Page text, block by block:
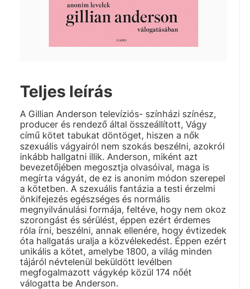
Teljes leírás
A Gillian Anderson televíziós- színházi színész,
producer és rendező által összeállított, Vágy
című kötet tabukat döntöget, hiszen a nők
szexuális vágyairól nem szokás beszélni, azokról
inkább hallgatni illik. Anderson, miként azt
bevezetőjében megosztja olvasóival, maga is
megírta vágyát, de ez is anonim módon szerepel
a kötetben. A szexuális fantázia a testi érzelmi
önkifejezés egészséges és normális
megnyilvánulási formája, feltéve, hogy nem okoz
szorongást és sérülést, éppen ezért érdemes
róla írni, beszélni, annak ellenére, hogy évtizedek
óta hallgatás uralja a közvélekedést. Éppen ezért
unikális a kötet, amelybe 1800, a világ minden
tájáról névtelenül beküldött levélben
megfogalmazott vágykép közül 174 nőét
válogatta be Anderson.